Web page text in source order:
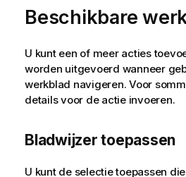
Beschikbare
U kunt een of meer acties
worden uitgevoerd wanneer
werkblad navigeren. Voor
details voor de actie invoeren.
Bladwijzer toepassen
U kunt de selectie toepassen